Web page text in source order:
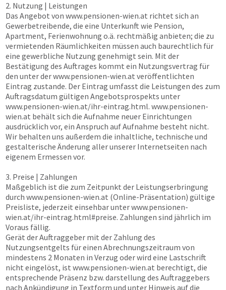
2. Nutzung | Leistungen
Das Angebot von www.pensionen-wien.at richtet sich an
Gewerbetreibende, die eine Unterkunft wie Pension,
Apartment, Ferienwohnung o.ä. rechtmäßig anbieten; die zu
vermietenden Räumlichkeiten müssen auch baurechtlich für
eine gewerbliche Nutzung genehmigt sein. Mit der
Bestätigung des Auftrages kommt ein Nutzungsvertrag für
den unter derwww.pensionen-wien.at veröffentlichten
Eintrag zustande. Der Eintrag umfasst die Leistungen des zum
Auftragsdatum gültigen Angebotsprospekts unter
www.pensionen-wien.at/ihr-eintrag.html. www.pensionen-
wien.at behält sich die Aufnahme neuer Einrichtungen
ausdrücklich vor, ein Anspruch auf Aufnahme besteht nicht.
Wir behalten uns außerdem die inhaltliche, technische und
gestalterische Änderung aller unserer Internetseiten nach
eigenem Ermessen vor.
3. Preise | Zahlungen
Maßgeblich ist die zum Zeitpunkt der Leistungserbringung
durch www.pensionen-wien.at (Online-Präsentation) gültige
Preisliste, jederzeit einsehbar unterwww.pensionen-
wien.at/ihr-eintrag.html#preise. Zahlungen sind jährlich im
Voraus fällig.
Gerät der Auftraggeber mit der Zahlung des
Nutzungsentgelts für einen Abrechnungszeitraum von
mindestens 2 Monaten in Verzug oder wird eine Lastschrift
nicht eingelöst, ist www.pensionen-wien.at berechtigt, die
entsprechende Präsenz bzw. darstellung des Auftraggebers
nach Ankündigung in Textform und unter Hinweis auf die